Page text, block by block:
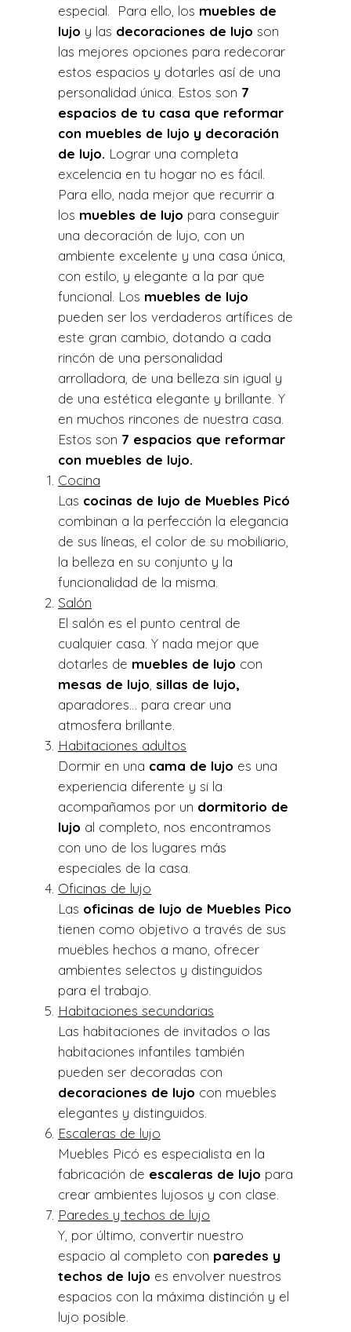
especial. Para ello, los muebles de
lujo y las decoraciones de lujo son
las mejores opciones para redecorar
estos espacios y dotarles así de una
personalidad única. Estos son 7
espacios de tu casa que reformar
con muebles de lujo y decoración
de lujo. Lograr una completa
excelencia en tu hogar no es fácil.
Para ello, nada mejor que recurrir a
los muebles de lujo para conseguir
una decoración de lujo, con un
ambiente excelente y una casa única,
con estilo, y elegante a la par que
funcional. Los muebles de lujo
pueden ser los verdaderos artífices de
este gran cambio, dotando a cada
rincón de una personalidad
arrolladora, de una belleza sin igual y
de una estética elegante y brillante. Y
en muchos rincones de nuestra casa.
Estos son 7 espacios que reformar
con muebles de lujo.
Cocina
Las cocinas de lujo de Muebles Picó
combinan a la perfección la elegancia
de sus líneas, el color de su mobiliario,
la belleza en su conjunto y la
funcionalidad de la misma.
Salón
El salón es el punto central de
cualquier casa. Y nada mejor que
dotarles de muebles de lujo con
mesas de lujo sillas de lujo,
aparadores… para crear una
atmosfera brillante.
Habitaciones adultos
Dormir en una cama de lujo es una
experiencia diferente y si la
acompañamos por un dormitorio de
lujo al completo, nos encontramos
con uno de los lugares más
especiales de la casa.
Oficinas de lujo
Las oficinas de lujo de Muebles Pico
tienen como objetivo a través de sus
muebles hechos a mano, ofrecer
ambientes selectos y distinguidos
para el trabajo.
Habitaciones secundarias
Las habitaciones de invitados o las
habitaciones infantiles también
pueden ser decoradas con
decoraciones de lujo con muebles
elegantes y distinguidos.
Escaleras de lujo
Muebles Picó es especialista en la
fabricación de escaleras de lujo para
crear ambientes lujosos y con clase.
Paredes y techos de lujo
Y, por último, convertir nuestro
espacio al completo con paredes y
techos de lujo es envolver nuestros
espacios con la máxima distinción y el
lujo posible.